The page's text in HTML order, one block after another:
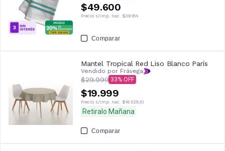
$49.600
Precio s/imp. nac. $39.184
Comparar
Mantel Tropical Red Liso Blanco París
Vendido por Frávega
$29.999 33
$19.999
Precio s/imp. nac. $16.528,10
Retiralo Mañana
Comparar